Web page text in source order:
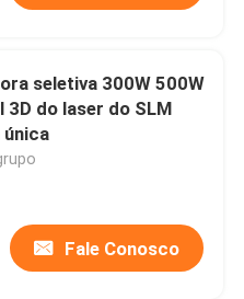
seletiva 300W 500W
3D do laser do SLM
única
Fale Conosco